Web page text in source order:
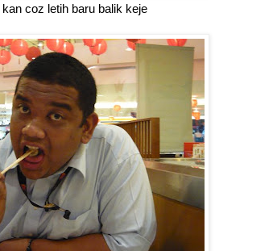
coz letih baru balik keje